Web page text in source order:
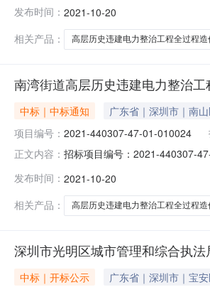
招标方式：公开招标中标人：深
发布时间： 2021-10-20
相关产品：
高层历史违建电力整治工程全过程造
南湾街道高层历史违建电力整治
中标｜中标通知
广东省｜深圳市｜南
项目编号： 2021-440307-47-01-010024
正文内容： 招标项目编号：2021-440307-
招标方式：公开招标中标人：深
发布时间： 2021-10-20
相关产品：
高层历史违建电力整治工程全过程造
深圳市光明区城市管理和综合执
中标｜开标公示
广东省｜深圳市｜宝